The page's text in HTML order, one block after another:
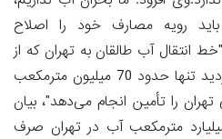
رویه مصارف خود را اصلاح
انتقال آب طالقان به تهران که از
آن به‌عنوان ناجی یاد خواهد گردید تنها حدود 70 میلیون مترمکعب
نیاز آبی تهران را تأمین انجام می‌دهد"، بیان
وقتی بالغ بر 1.8 تا 1.9 میلیارد مترمکعب آب در تهران صرف